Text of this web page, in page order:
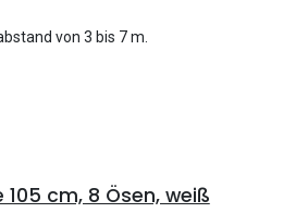
von 3 bis 7 m.
cm, 8 Ösen, weiß